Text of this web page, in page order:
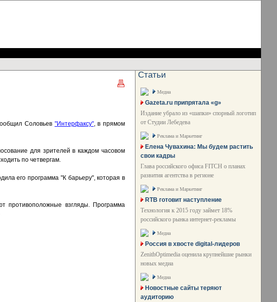
Соловьев "Интерфаксу", в прямом
для зрителей в каждом часовом
по четвергам.
его программа "К барьеру", которая в
противоположные взгляды. Программа
Статьи
Медиа
Gazeta.ru припрятала «g»
Издание убрало из «шапки» спорный логотип
от Студии Лебедева
Реклама и Маркетинг
Елена Чувахина: Мы будем растить
свои кадры
Глава российского офиса FITCH о планах
развития агентства в регионе
Реклама и Маркетинг
RTB готовит наступление
Технология к 2015 году займет 18%
российского рынка интернет-рекламы
Медиа
Россия в хвосте digital-лидеров
ZenithOptimedia оценила крупнейшие рынки
новых медиа
Медиа
Новостные сайты теряют
аудиторию